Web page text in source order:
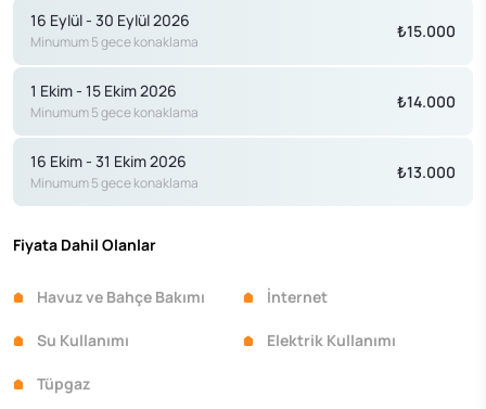
16 Eylül - 30 Eylül 2026
Minumum 5 gece konaklama
₺15.000
1 Ekim - 15 Ekim 2026
Minumum 5 gece konaklama
₺14.000
16 Ekim - 31 Ekim 2026
Minumum 5 gece konaklama
₺13.000
Fiyata Dahil Olanlar
Havuz ve Bahçe Bakımı İnternet
Su Kullanımı Elektrik Kullanımı
Tüpgaz